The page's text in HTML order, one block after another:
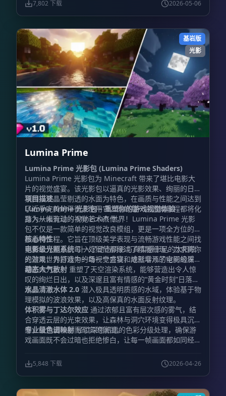
项目名称中的 “PTGI” 全称为 “Path Traced Global
招牌特性，同时还涵盖了基于路径追踪的反射效果。
7,802 下载 2026-05-06
基岩版
光影
Lumina Prime
Lumina Prime 光影包 (Lumina Prime Shaders)
Lumina Prime 光影包为 Minecraft 带来了堪比电影大
片的视觉盛宴。该光影包以逼真的光影效果、绚丽的日落
氛围以及晶莹剔透的水面为特色，在画质与性能之间达到
了近乎完美的平衡。使用它，你的每一次游戏旅程都将化
身为一幅流动的视觉艺术杰作。
项目描述
Lumina Prime 光影包 – 重塑你的游戏视觉体验
踏入从未有过的 Minecraft 世界！Lumina Prime 光影
包不仅是一款简单的视觉改良模组，更是一项全方位的图
形重构工程。它旨在顶级美学表现与流畅游戏性能之间找
到黄金分割点。每一处细节都经过了精雕细琢，力求将你
的游戏世界打造为一场视觉盛宴，成就非凡的电影级质
感。
核心特性
电影级光照系统引入了动态阴影与真实感十足的太阳眩
光效果，为游戏中的每一个方块和地形增添了空间的深度
与生命力。
动态大气散射 重塑了天空渲染系统，能够营造出令人惊
叹的绚烂日出，以及深邃且富有情感的“黄金时刻”日落景
观。
水晶清澈水体 2.0 潜入极具透明质感的水域，体验基于物
理模拟的波浪效果，以及高保真的水面反射纹理。
体积雾与丁达尔效应 通过浓郁且富有层次感的雾气，结
合穿透云层的光束效果，让森林与洞穴环境变得极具沉浸
感，营造出神秘而写实的氛围。
专业级色调映射经过深思熟虑的色彩分级处理，确保游
戏画面既不会过暗也拒绝惨白，让每一帧画面都如同经过
5,848 下载 2026-04-26